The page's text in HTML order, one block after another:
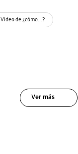
Video de ¿cómo...?
Ver más